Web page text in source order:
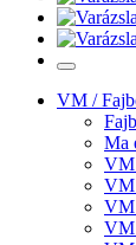
VM /
Ma
VM
VM
VM
VM